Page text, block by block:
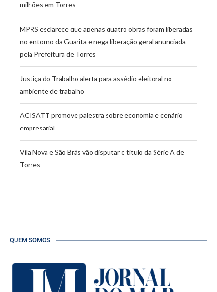
milhões em Torres
MPRS esclarece que apenas quatro obras foram liberadas
no entorno da Guarita e nega liberação geral anunciada
pela Prefeitura de Torres
Justiça do Trabalho alerta para assédio eleitoral no
ambiente de trabalho
ACISATT promove palestra sobre economia e cenário
empresarial
Vila Nova e São Brás vão disputar o título da Série A de
Torres
QUEM SOMOS